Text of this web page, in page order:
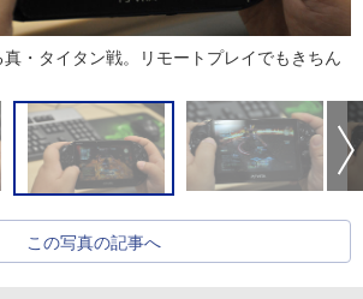
・タイタン戦。リモートプレイでもきちん
この写真の記事へ